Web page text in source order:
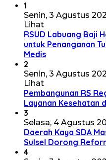
1
Senin, 3 Agustus
Lihat
RSUD Labuang Baji
untuk Penanganan
Medis
2
Senin, 3 Agustus
Lihat
Pembangunan RS
Layanan Kesehatan
3
Selasa, 4 Agustus
Daerah Kaya SDA
Sulsel Dorong
4